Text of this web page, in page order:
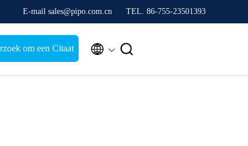
E-mail sales@pipo.com.cn TEL. 86-755-23501393
om een Citaat  